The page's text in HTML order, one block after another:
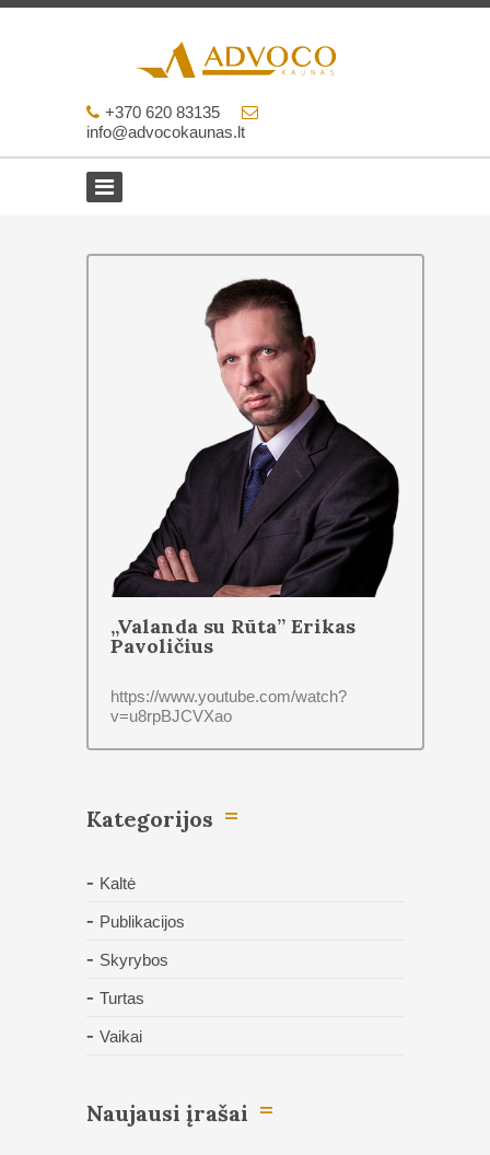
+370 620 83135
info@advocokaunas.lt
„Valanda su Rūta” Erikas
Pavoličius
https://www.youtube.com/watch?
v=u8rpBJCVXao
Kategorijos
Kaltė
Publikacijos
Skyrybos
Turtas
Vaikai
Naujausi įrašai